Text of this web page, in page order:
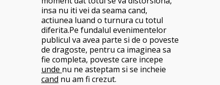
insa nu iti vei da seama cand,
actiunea luand o turnura cu totul
diferita.Pe fundalul evenimentelor
publicul va avea parte si de o poveste
de dragoste, pentru ca imaginea sa
fie completa, poveste care incepe
unde nu ne asteptam si se incheie
cand nu am fi crezut.